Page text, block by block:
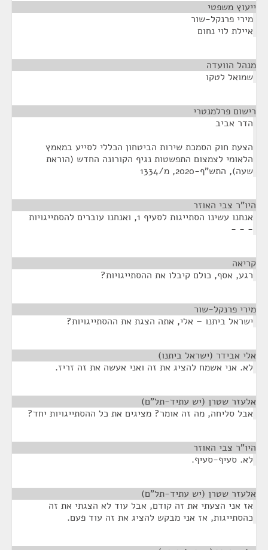
ייעוץ משפטי
מירי פרנקל-שור
איילת לוי נחום
מנהל הוועדה
שמואל לטקו
רישום פרלמנטרי
הדר אביב
הצעת חוק הסמכת שירות הביטחון הכללי לסייע במאמץ
הלאומי לצמצום התפשטות נגיף הקורונה החדש (הוראת
שעה), התש"ף-2020, מ/1334
היו"ר צבי האוזר
אנחנו עשינו הסתייגות לסעיף 1, ואנחנו עוברים להסתייגויות
- - -
קריאה
רגע, אסף, כולם קיבלו את ההסתייגויות?
מירי פרנקל-שור
ישראל ביתנו – אלי, אתה הצגת את ההסתייגויות?
אלי אבידר (ישראל ביתנו)
לא. אני אשמח להציג את זה ואני אעשה את זה זריז.
אלעזר שטרן (יש עתיד-תל"ם)
אבל סליחה, מה זה אומר? מציגים את כל ההסתייגויות יחד?
היו"ר צבי האוזר
לא. סעיף-סעיף.
אלעזר שטרן (יש עתיד-תל"ם)
אז אני הצעתי את זה קודם, אבל עוד לא הצגתי את זה
כהסתייגות, אז אני מבקש להציג את זה עוד פעם.